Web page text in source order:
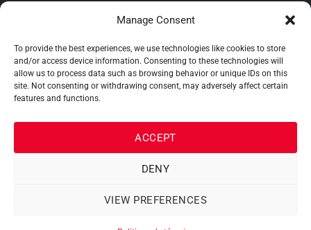
Manage Consent
To provide the best experiences, we use technologies like cookies to store
and/or access device information. Consenting to these technologies will
allow us to process data such as browsing behavior or unique IDs on this
site. Not consenting or withdrawing consent, may adversely affect certain
features and functions.
ACCEPT
DENY
VIEW PREFERENCES